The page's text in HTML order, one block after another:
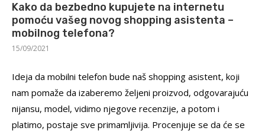
Kako da bezbedno kupujete na internetu
pomoću vašeg novog shopping asistenta –
mobilnog telefona?
15/09/2021
Ideja da mobilni telefon bude naš shopping asistent, koji
nam pomaže da izaberemo željeni proizvod, odgovarajuću
nijansu, model, vidimo njegove recenzije, a potom i
platimo, postaje sve primamljivija. Procenjuje se da će se